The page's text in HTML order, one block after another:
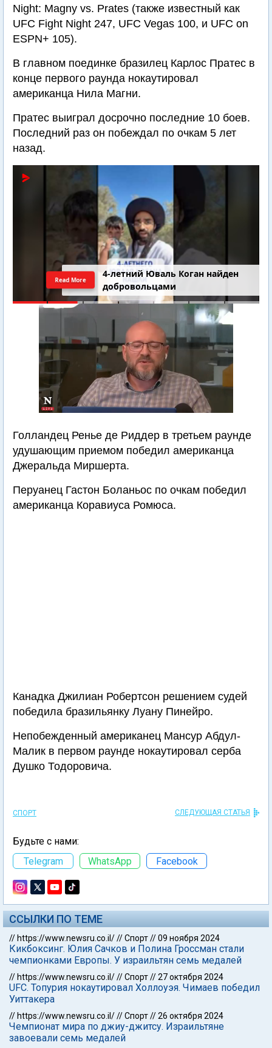
Night: Magny vs. Prates (также известный как
UFC Fight Night 247, UFC Vegas 100, и UFC on
ESPN+ 105).
В главном поединке бразилец Карлос Пратес в
конце первого раунда нокаутировал
американца Нила Магни.
Пратес выиграл досрочно последние 10 боев.
Последний раз он побеждал по очкам 5 лет
назад.
4-летний Юваль Коган найден
добровольцами
Read More
Голландец Ренье де Риддер в третьем раунде
удушающим приемом победил американца
Джеральда Миршерта.
Перуанец Гастон Боланьос по очкам победил
американца Коравиуса Ромюса.
Канадка Джилиан Робертсон решением судей
победила бразильянку Луану Пинейро.
Непобежденный американец Мансур Абдул-
Малик в первом раунде нокаутировал серба
Душко Тодоровича.
СПОРТ СЛЕДУЮЩАЯ СТАТЬЯ
Будьте с нами:
Telegram
WhatsApp Facebook
ССЫЛКИ ПО ТЕМЕ
// https://www.newsru.co.il///Спорт//09 ноября 2024
Кикбоксинг. Юлия Сачков и Полина Гроссман стали
чемпионками Европы. У израильтян семь медалей
// https://www.newsru.co.il///Спорт//27 октября 2024
UFC. Топурия нокаутировал Холлоуэя. Чимаев победил
Уиттакера
// https://www.newsru.co.il///Спорт//26 октября 2024
Чемпионат мира по джиу-джитсу. Израильтяне
завоевали семь медалей